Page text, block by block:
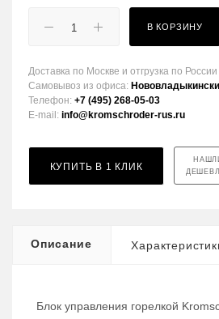
В КОРЗИНУ
Доставка по Москве и отгрузка по
Самовывоз из офиса:
Телефон: +7 (495) 268-05-03
E-mail: info@kromschroder-rus.ru
КУПИТЬ В 1 КЛИК
Описание
Блок управления горелкой